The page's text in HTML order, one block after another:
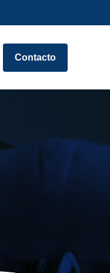
Contacto